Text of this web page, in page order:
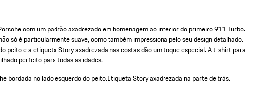
com um padrão axadrezado em homenagem ao interior do primeiro 911 Turbo.
só é particularmente suave, como também impressiona pelo seu design detalhado.
peito e a etiqueta Story axadrezada nas costas dão um toque especial. A t-shirt para
perfeito para todas as idades.
bordada no lado esquerdo do peito.Etiqueta Story axadrezada na parte de trás.